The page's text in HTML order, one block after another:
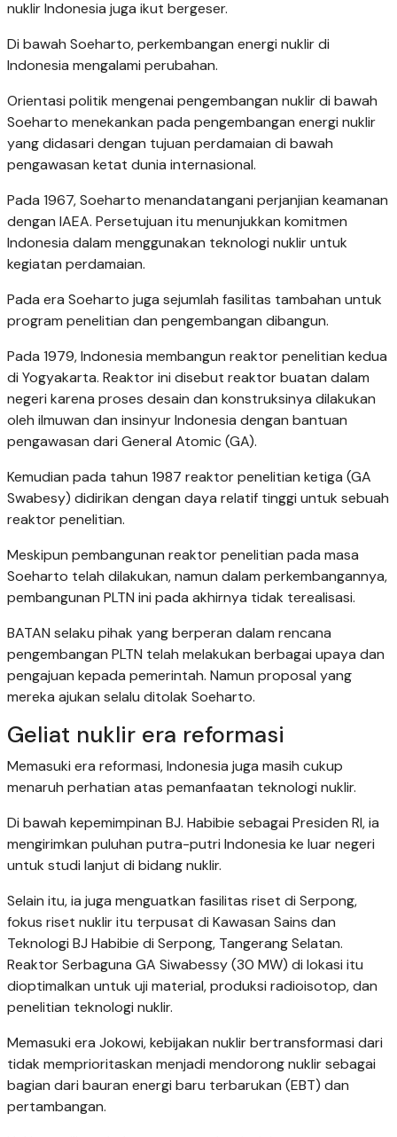
nuklir Indonesia juga ikut bergeser.
Di bawah Soeharto, perkembangan energi nuklir di
Indonesia mengalami perubahan.
Orientasi politik mengenai pengembangan nuklir di bawah
Soeharto menekankan pada pengembangan energi nuklir
yang didasari dengan tujuan perdamaian di bawah
pengawasan ketat dunia internasional.
Pada 1967, Soeharto menandatangani perjanjian keamanan
dengan IAEA. Persetujuan itu menunjukkan komitmen
Indonesia dalam menggunakan teknologi nuklir untuk
kegiatan perdamaian.
Pada era Soeharto juga sejumlah fasilitas tambahan untuk
program penelitian dan pengembangan dibangun.
Pada 1979, Indonesia membangun reaktor penelitian kedua
di Yogyakarta. Reaktor ini disebut reaktor buatan dalam
negeri karena proses desain dan konstruksinya dilakukan
oleh ilmuwan dan insinyur Indonesia dengan bantuan
pengawasan dari General Atomic (GA).
Kemudian pada tahun 1987 reaktor penelitian ketiga (GA
Swabesy) didirikan dengan daya relatif tinggi untuk sebuah
reaktor penelitian.
Meskipun pembangunan reaktor penelitian pada masa
Soeharto telah dilakukan, namun dalam perkembangannya,
pembangunan PLTN ini pada akhirnya tidak terealisasi.
BATAN selaku pihak yang berperan dalam rencana
pengembangan PLTN telah melakukan berbagai upaya dan
pengajuan kepada pemerintah. Namun proposal yang
mereka ajukan selalu ditolak Soeharto.
Geliat nuklir era reformasi
Memasuki era reformasi, Indonesia juga masih cukup
menaruh perhatian atas pemanfaatan teknologi nuklir.
Di bawah kepemimpinan BJ. Habibie sebagai Presiden RI, ia
mengirimkan puluhan putra-putri Indonesia ke luar negeri
untuk studi lanjut di bidang nuklir.
Selain itu, ia juga menguatkan fasilitas riset di Serpong,
fokus riset nuklir itu terpusat di Kawasan Sains dan
Teknologi BJ Habibie di Serpong, Tangerang Selatan.
Reaktor Serbaguna GA Siwabessy (30 MW) di lokasi itu
dioptimalkan untuk uji material, produksi radioisotop, dan
penelitian teknologi nuklir.
Memasuki era Jokowi, kebijakan nuklir bertransformasi dari
tidak memprioritaskan menjadi mendorong nuklir sebagai
bagian dari bauran energi baru terbarukan (EBT) dan
pertambangan.